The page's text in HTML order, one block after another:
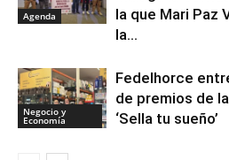
Agenda
la que Mari Paz
la...
Negocio y
Economía
Fedelhorce
de premios de
‘Sella tu sueño’